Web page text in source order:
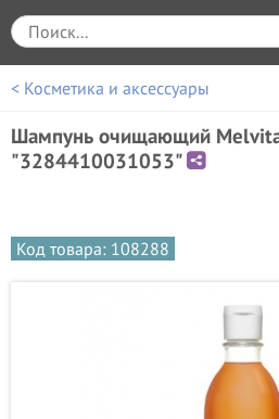
< Косметика и аксессуары
Шампунь очищающий
"3284410031053"
Код товара: 108288